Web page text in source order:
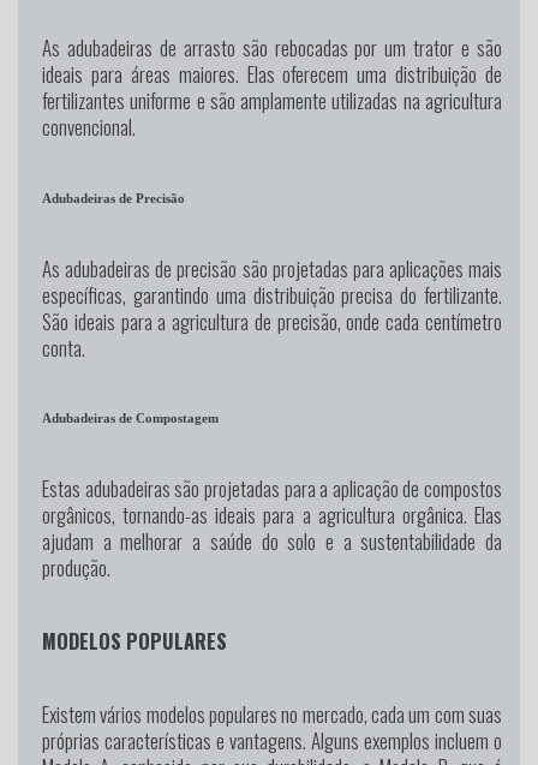
As adubadeiras de arrasto são rebocadas por um trator e são
ideais para áreas maiores. Elas oferecem uma distribuição de
fertilizantes uniforme e são amplamente utilizadas na agricultura
convencional.
Adubadeiras de Precisão
As adubadeiras de precisão são projetadas para aplicações mais
específicas, garantindo uma distribuição precisa do fertilizante.
São ideais para a agricultura de precisão, onde cada centímetro
conta.
Adubadeiras de Compostagem
Estas adubadeiras são projetadas para a aplicação de compostos
orgânicos, tornando-as ideais para a agricultura orgânica. Elas
ajudam a melhorar a saúde do solo e a sustentabilidade da
produção.
MODELOS POPULARES
Existem vários modelos populares no mercado, cada um com suas
próprias características e vantagens. Alguns exemplos incluem o